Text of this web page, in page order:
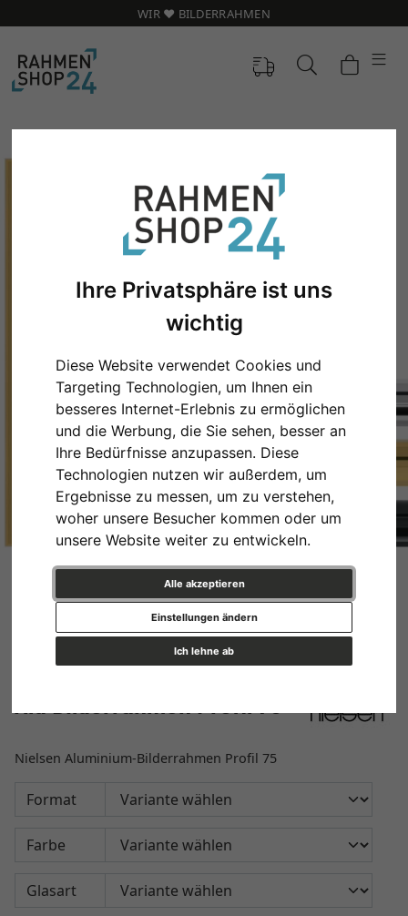
Ihre Privatsphäre ist uns
wichtig
Diese Website verwendet Cookies und
Targeting Technologien, um Ihnen ein
besseres Internet-Erlebnis zu ermöglichen
und die Werbung, die Sie sehen, besser an
Ihre Bedürfnisse anzupassen. Diese
Technologien nutzen wir außerdem, um
Ergebnisse zu messen, um zu verstehen,
woher unsere Besucher kommen oder um
unsere Website weiter zu entwickeln.
Alle akzeptieren
Ich lehne ab
Einstellungen ändern
WIR ❤️ BILDERRAHMEN
Zurück
Nielsen Aluminium-Bilderrahmen Profil 75
Format
Farbe
Glasart